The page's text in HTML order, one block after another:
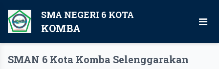
SMA NEGERI 6 KOTA
KOMBA
SMAN 6 Kota Komba Selenggarakan